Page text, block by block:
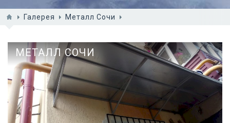
Галерея Металл Сочи
МЕТАЛЛ СОЧИ